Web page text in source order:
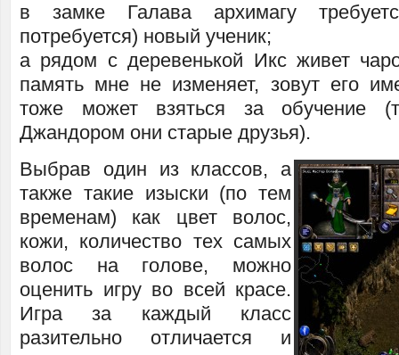
в замке Галава архимагу
потребуется) новый ученик;
а рядом с деревенькой Икс живет
память мне не изменяет, зовут его
тоже может взяться за обучение
Джандором они старые друзья).
Выбрав один из классов, а
также такие изыски (по тем
временам) как цвет волос,
кожи, количество тех самых
волос на голове, можно
оценить игру во всей красе.
Игра за каждый класс
разительно отличается и